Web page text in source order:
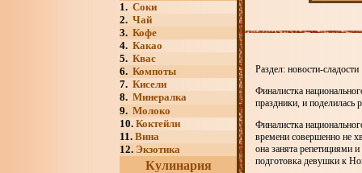
1. Соки
2. Чай
3. Кофе
4. Какао
5. Квас
6. Компоты
7. Кисели
8. Минералка
9. Молоко
10. Коктейли
11. Вина
12. Экзотика
Кулинария
Раздел: новости-сладости
Финалистка
праздники, и поделилась
Финалистка
времени совершенно не
она занята репетициями
подготовка девушки к